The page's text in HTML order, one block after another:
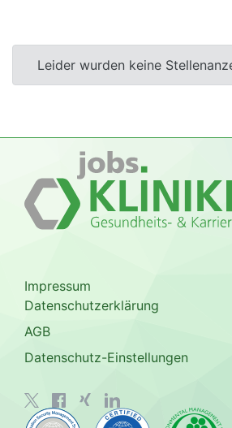
Leider wurden keine
Impressum
Datenschutzerklärung
AGB
Datenschutz-Einstellungen